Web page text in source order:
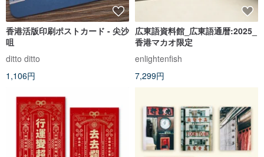
香港活版印刷ポストカード - 尖沙
咀
ditto ditto
1,106円
広東語資料館_広東語通暦:2025_
香港マカオ限定
enlightenfish
7,299円